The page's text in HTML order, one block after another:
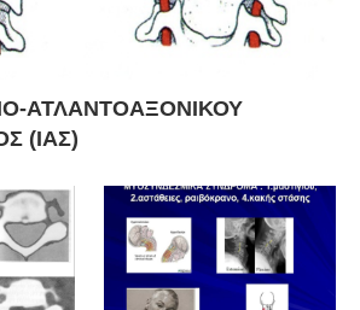
ΑΤΛΑΝΤΟΑΞΟΝΙΚΟΥ
(ΙΑΣ)